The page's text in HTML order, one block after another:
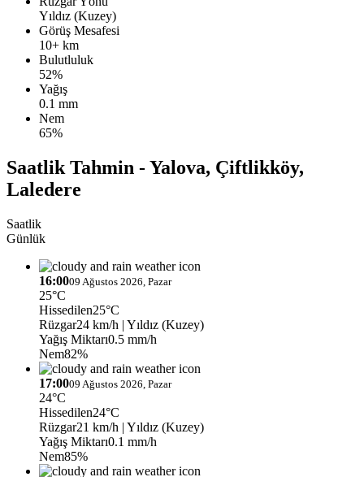
Yıldız (Kuzey)
Görüş Mesafesi
10+ km
Bulutluluk
52%
Yağış
0.1 mm
Nem
65%
Saatlik Tahmin - Yalova, Çiftlikköy,
Laledere
Saatlik
Günlük
16:0009 Ağustos 2026, Pazar
25°C
Hissedilen25°C
Rüzgar24 km/h | Yıldız (Kuzey)
Yağış Miktarı0.5 mm/h
Nem82%
17:0009 Ağustos 2026, Pazar
24°C
Hissedilen24°C
Rüzgar21 km/h | Yıldız (Kuzey)
Yağış Miktarı0.1 mm/h
Nem85%